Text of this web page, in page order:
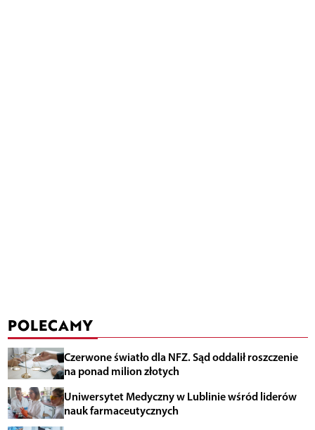
POLECAMY
Czerwone światło dla NFZ. Sąd oddalił roszczenie
na ponad milion złotych
Uniwersytet Medyczny w Lublinie wśród liderów
nauk farmaceutycznych